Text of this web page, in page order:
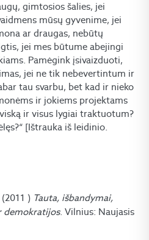
gimtosios šalies, jei
mūsų gyvenime, jei
ar draugas, nebūtų
jei mes būtume abejingi
Pamėgink įsivaizduoti,
jei ne tik nebevertintum ir
tau svarbu, bet kad ir nieko
ir jokiems projektams
ir visus lygiai traktuotum?
[Ištrauka iš leidinio.
) Tauta, išbandymai,
demokratijos. Vilnius: Naujasis